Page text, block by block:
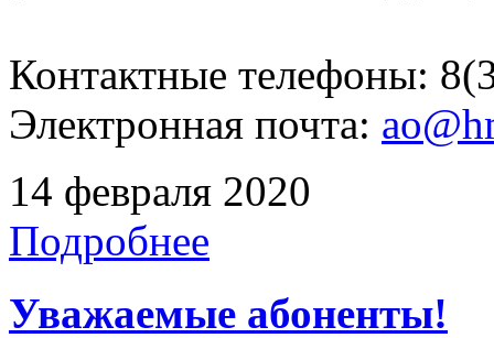
Контактные телефоны:
Электронная почта:
14 февраля 2020
Подробнее
Уважаемые абоненты!